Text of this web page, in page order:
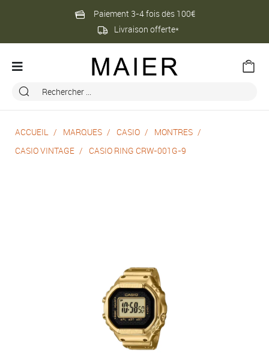
Paiement 3-4 fois dès 100€
Livraison offerte*
ACCUEIL MARQUES CASIO
MONTRES
CASIO VINTAGE
CASIO RING CRW-001G-9